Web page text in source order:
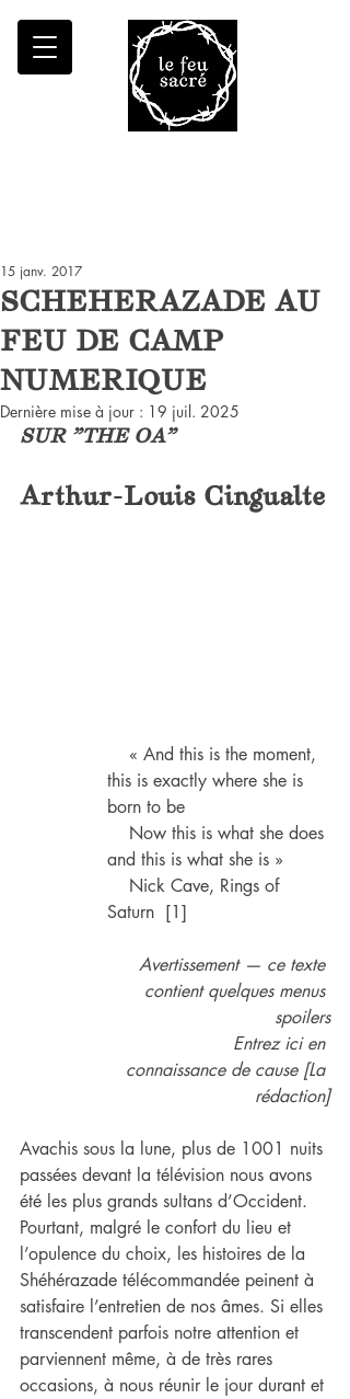
SCHEHERAZADE AU
FEU DE CAMP
NUMERIQUE
15 janv. 2017
Dernière mise à jour : 19 juil. 2025
SUR "THE OA"
Arthur-Louis Cingualte
« And this is the moment,
this is exactly where she is
born to be
Now this is what she does
and this is what she is »
Nick Cave, Rings of
Saturn  [1]
Avertissement — ce texte
contient quelques menus
spoilers
Entrez ici en
connaissance de cause [La
rédaction]
Avachis sous la lune, plus de 1001 nuits
passées devant la télévision nous avons
été les plus grands sultans d’Occident.
Pourtant, malgré le confort du lieu et
l’opulence du choix, les histoires de la
Shéhérazade télécommandée peinent à
satisfaire l’entretien de nos âmes. Si elles
transcendent parfois notre attention et
parviennent même, à de très rares
occasions, à nous réunir le jour durant et